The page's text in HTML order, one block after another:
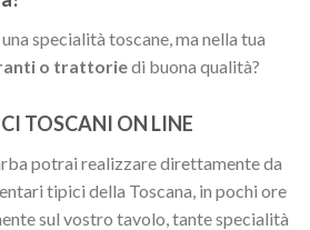
specialità toscane, ma nella tua
o trattoriedi buona qualità?
TOSCANI ON LINE
potrai realizzare direttamente da
tipici della Toscana, in pochi ore
sul vostro tavolo, tante specialità